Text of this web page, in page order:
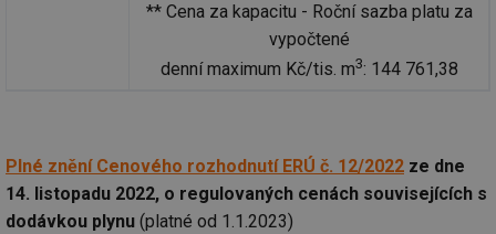
** Cena za kapacitu - Roční sazba platu za
vypočtené
denní maximum Kč/tis. m3: 144 761,38
Plné znění Cenového rozhodnutí ERÚ č. 12/2022 ze dne
14. listopadu 2022, o regulovaných cenách souvisejících s
dodávkou plynu (platné od 1.1.2023)